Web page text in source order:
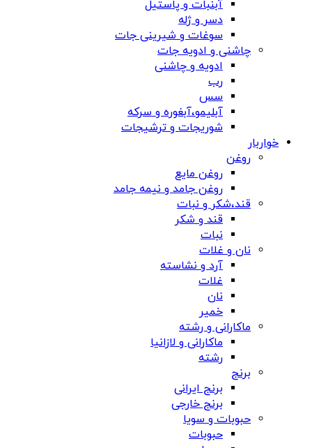
آبنبات و پاستیل
دسر و ژله
سوغات و شیرینی جات
چاشنی و ادویه جات
ادویه و چاشنی
رب
سس
آبلیمو،آبغوره و سرکه
شوریجات و ترشیجات
خواربار
روغن
روغن مایع
روغن جامد و نیمه جامد
قند،شکر و نبات
قند و شکر
نبات
نان و غلات
آرد و نشاسته
غلات
نان
خمیر
ماکارانی و رشته
ماکارانی و لازانیا
رشته
برنج
برنج ایرانی
برنج خارجی
حبوبات و سویا
حبوبات